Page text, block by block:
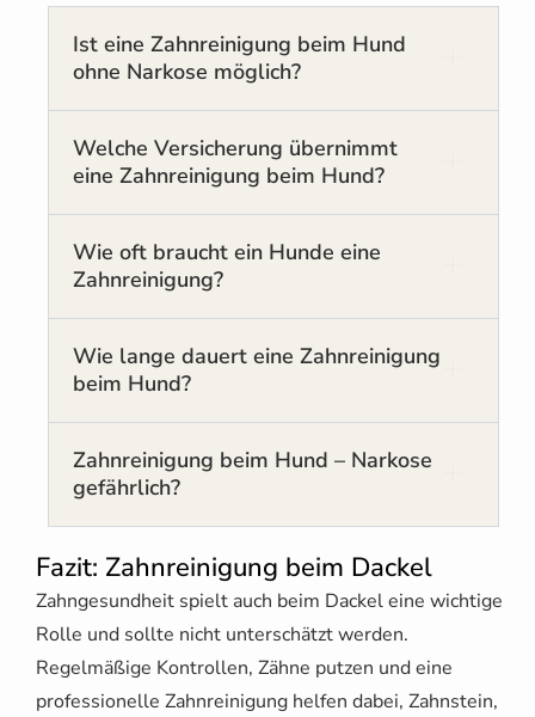
Ist eine Zahnreinigung beim Hund
ohne Narkose möglich?
Welche Versicherung übernimmt
eine Zahnreinigung beim Hund?
Wie oft braucht ein Hunde eine
Zahnreinigung?
Wie lange dauert eine Zahnreinigung
beim Hund?
Zahnreinigung beim Hund – Narkose
gefährlich?
Fazit: Zahnreinigung beim Dackel
Zahngesundheit spielt auch beim Dackel eine wichtige
Rolle und sollte nicht unterschätzt werden.
Regelmäßige Kontrollen, Zähne putzen und eine
professionelle Zahnreinigung helfen dabei, Zahnstein,